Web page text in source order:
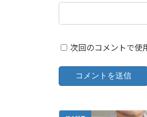
次回のコメントで使